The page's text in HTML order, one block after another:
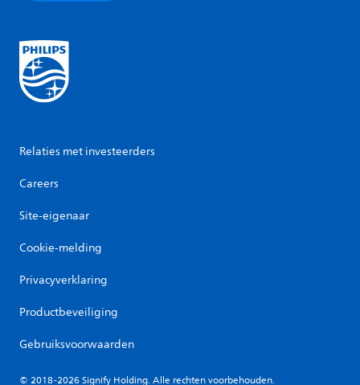
Relaties met investeerders
Careers
Site-eigenaar
Cookie-melding
Privacyverklaring
Productbeveiliging
Gebruiksvoorwaarden
© 2018-2026 Signify Holding. Alle rechten voorbehouden.